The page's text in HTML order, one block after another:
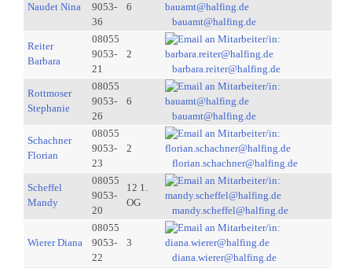
Naudet Nina
9053-
36
6
bauamt@halfing.de
Reiter
Barbara
08055
9053-
21
2
barbara.reiter@halfing.de
Rottmoser
Stephanie
08055
9053-
26
6
bauamt@halfing.de
Schachner
Florian
08055
9053-
23
2
florian.schachner@halfing.de
Scheffel
Mandy
08055
9053-
20
12 1.
OG
mandy.scheffel@halfing.de
Wierer Diana
08055
9053-
22
3
diana.wierer@halfing.de